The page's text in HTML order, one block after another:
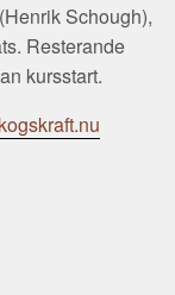
Schough),
Resterande
kursstart.